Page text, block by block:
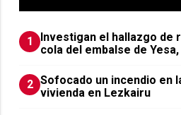
1
Investigan el hallazgo de
cola del embalse de
2 Sofocado un incendio en
vivienda en Lezkairu